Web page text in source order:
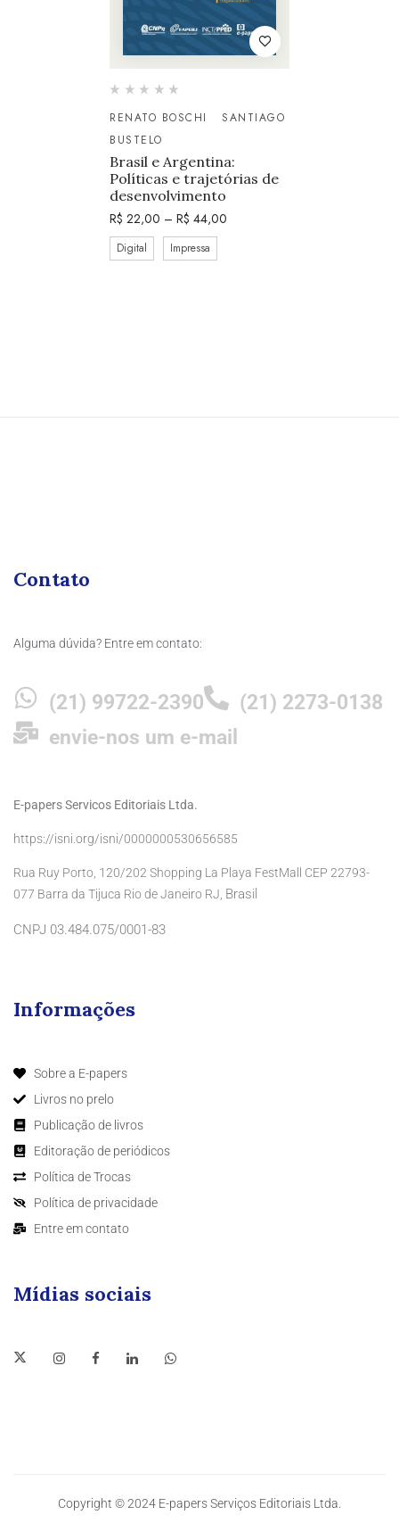
RENATO BOSCHI
SANTIAGO
BUSTELO
Brasil e Argentina:
Políticas e trajetórias de
desenvolvimento
R$ 22,00 – R$ 44,00
Digital Impressa
Contato
Alguma dúvida? Entre em contato:
(21) 99722-2390
(21) 2273-0138
envie-nos um e-mail
E-papers Servicos Editoriais Ltda.
https://isni.org/isni/0000000530656585
Rua Ruy Porto, 120/202 Shopping La Playa FestMall CEP 22793-
077 Barra da Tijuca Rio de Janeiro RJ, Brasil
CNPJ 03.484.075/0001-83
Informações
Sobre a E-papers
Livros no prelo
Publicação de livros
Editoração de periódicos
Política de Trocas
Política de privacidade
Entre em contato
Mídias sociais
Copyright © 2024 E-papers Serviços Editoriais Ltda.